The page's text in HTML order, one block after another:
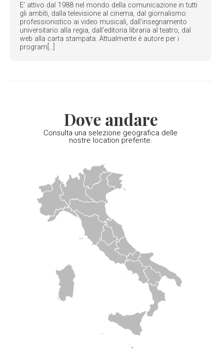
E’ attivo dal 1988 nel mondo della comunicazione in tutti
gli ambiti, dalla televisione al cinema, dal giornalismo
professionistico ai video musicali, dall’insegnamento
universitario alla regia, dall’editoria libraria al teatro, dal
web alla carta stampata. Attualmente è autore per i
program[...]
Dove andare
Consulta una selezione geografica delle
nostre location preferite.